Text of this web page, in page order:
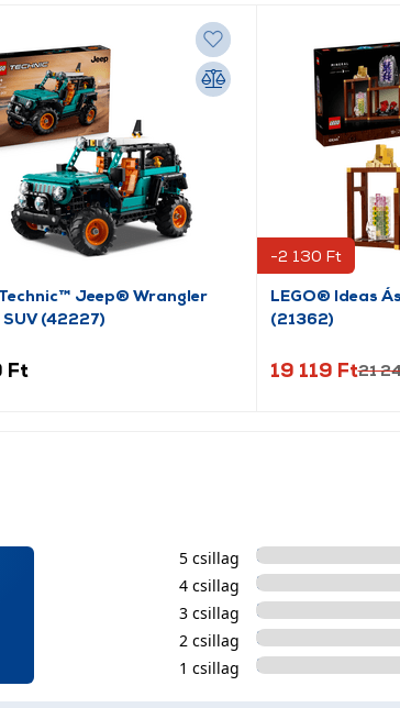
Jeep® Wrangler
(42227)
Ft
-2 130 Ft
LEGO® Ideas
(21362)
19 119 Ft21
5 csillag
4 csillag
3 csillag
2 csillag
1 csillag